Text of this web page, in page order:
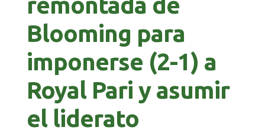
Blooming para
imponerse (2-1) a
Royal Pari y asumir
el liderato